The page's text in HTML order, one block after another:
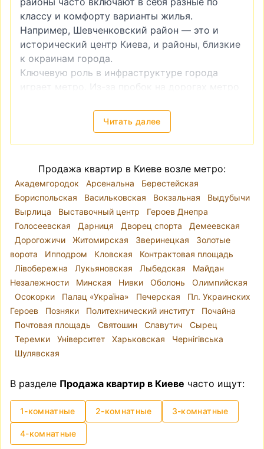
классу и комфорту варианты жилья.
Например, Шевченковский район — это и
исторический центр Киева, и районы, близкие
к окраинам города.
Ключевую роль в инфраструктуре города
играет метро. Из-за пробок на дорогах метро
транспорта. Поэтому квартира возле метро
всегда будет более привлекательной как в
инвестиционном плане (например, если вы
сдачи в аренду), так и для собственного
проживания.
Продажа квартиры без посредников
недорого
Такой вопрос возникает довольно часто —
купить квартиру без посредника. И
действительно — нужен ли риелтор, зачем
платить дополнительные деньги? Примерно
такие же вопросы появляются, когда делаешь
ремонт — а нужен ли дизайнер? Вы можете
самостоятельно найти квартиру, которая
подходит вам по всем критериям и которую
предлагает владелец, проверить, в порядке ли
все документы на квартиру, согласовать все
провести сделку. Однако стоит отметить, что
это может быть довольно хлопотным и
нервным процессом.
Читать далее
Продажа квартир в Киеве возле метро:
Академгородок Арсенальна
Берестейская
Бориспольская
Васильковская Вокзальная
Выдубычи
Вырлица
Выставочный центр
Героев Днепра
Голосеевская
Дарниця Дворец спорта
Демеевская
Дорогожичи
Житомирская Зверинецкая
Золотые
ворота
Ипподром Кловская
Контрактовая площадь
Лівобережна
Лукьяновская Лыбедская
Майдан
Незалежности
Минская Нивки Оболонь
Олимпийская
Осокорки
Палац «Україна» Печерская
Пл. Украинских
Героев
Позняки Политехнический институт
Почайна
Почтовая площадь
Святошин Славутич
Сырец
Теремки
Університет Харьковская
Чернігівська
Шулявская
В разделе Продажа квартир в Киеве часто ищут:
1-комнатные 2-комнатные 3-комнатные
4-комнатные